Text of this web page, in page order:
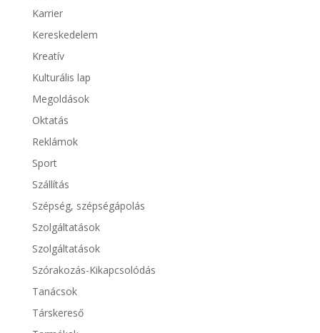
Karrier
Kereskedelem
Kreatív
Kulturális lap
Megoldások
Oktatás
Reklámok
Sport
Szállítás
Szépség, szépségápolás
Szolgáltatások
Szolgáltatások
Szórakozás-Kikapcsolódás
Tanácsok
Társkereső